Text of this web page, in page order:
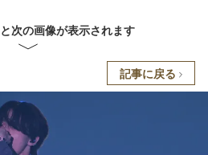
次の画像が表示されます
記事に戻る